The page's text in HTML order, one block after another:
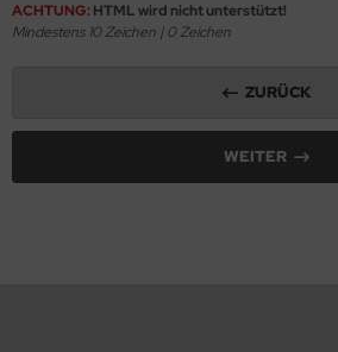
ACHTUNG: HTML wird nicht unterstützt!
Mindestens 10 Zeichen |0Zeichen
ZURÜCK
WEITER